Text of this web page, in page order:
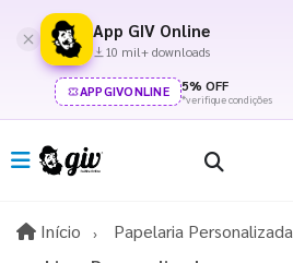
App GIV Online
10 mil+ downloads
APPGIVONLINE 5% OFF
*verifique condições
Início InícioPapelaria Personalizada